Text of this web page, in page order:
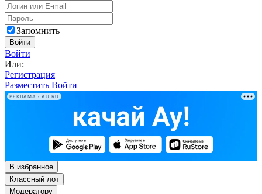
Запомнить
Войти
Войти
Или:
Регистрация
Разместить Войти
РЕКЛАМА • AU.RU
В избранное
Классный лот
Модератору